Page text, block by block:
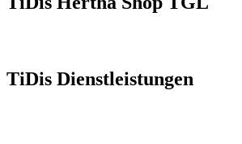
TiDis Dienstleistungen